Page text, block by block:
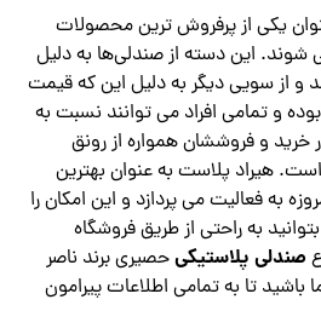
یکی از پرفروش ترین محصولات
شوند. این دسته از صندلی‌ها به دلیل
و از سویی دیگر به دلیل این که قیمت
و تمامی افراد می توانند نسبت به
خرید و فروششان همواره از رونق
است. هیراد پلاست به عنوان بهترین
به فعالیت می پردازد و این امکان را
به راحتی از طریق فروشگاه
صندلی پلاستیکیحصیری برند ناصر
باشید تا به تمامی اطلاعات پیرامون